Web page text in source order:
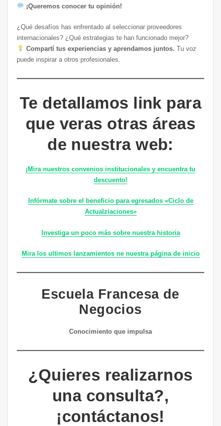
¡Queremos conocer tu opinión!
¿Qué desafíos has enfrentado al seleccionar proveedores
internacionales? ¿Qué estrategias te han funcionado mejor?
Compartí tus experiencias y aprendamos juntos. Tu voz
puede inspirar a otros profesionales.
Te detallamos link para
que veras otras áreas
de nuestra web:
¡Mira nuestros convenios institucionales y encuentra tu
descuento!
Infórmate sobre el beneficio para egresados «Ciclo de
Actualziaciones»
Investiga un poco más sobre nuestra historia
Mira los ultimos lanzamientos ne nuestra página de inicio
Escuela Francesa de
Negocios
Conocimiento que impulsa
¿Quieres realizarnos
una consulta?,
¡contáctanos!